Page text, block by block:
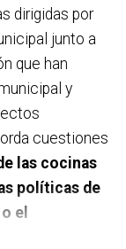
dirigidas por
junto a
que han
y
cuestiones
las cocinas
políticas de
el